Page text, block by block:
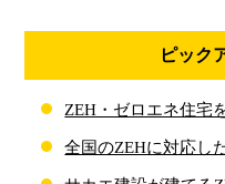
ピック
ZEH・ゼロエネ住宅
全国のZEHに対応し